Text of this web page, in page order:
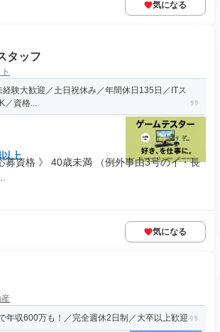
気になる
タッフ
験大歓迎／土日祝休み／年間休日135日／ITス
／資格...
上
募資格 》 40歳未満 （例外事由3号のイ・長
気になる
年収600万も！／完全週休2日制／大卒以上歓迎